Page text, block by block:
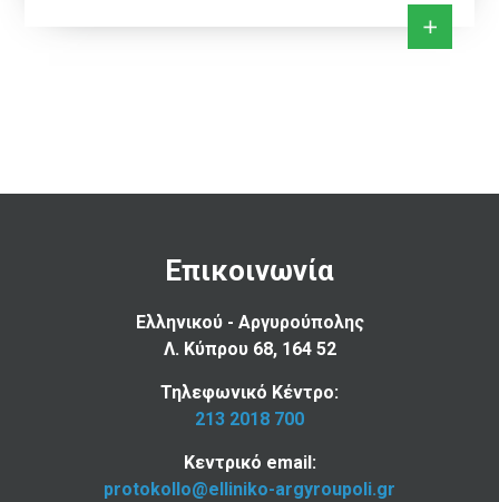
Επικοινωνία
Ελληνικού - Αργυρούπολης
Λ. Κύπρου 68, 164 52
Τηλεφωνικό Κέντρο:
213 2018 700
Κεντρικό email:
protokollo@elliniko-argyroupoli.gr